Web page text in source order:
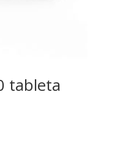
tableta